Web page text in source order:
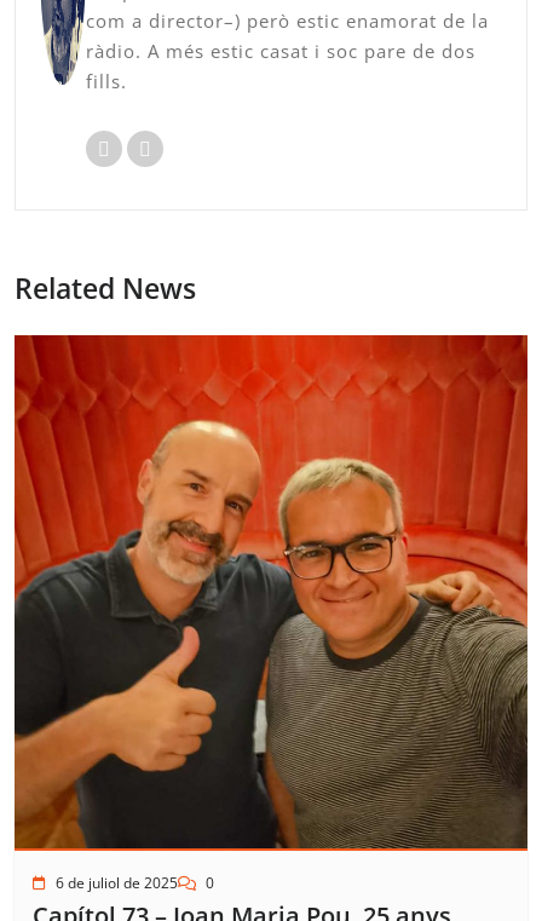
com a director–) però estic enamorat de la
ràdio. A més estic casat i soc pare de dos
fills.
Related News
6 de juliol de 2025 0